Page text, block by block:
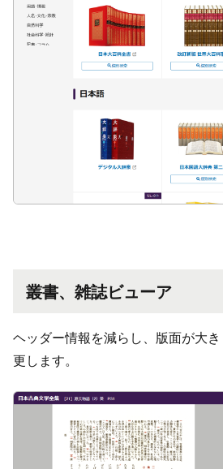
叢書、雑誌ビューア
ヘッダー情報を減らし、版面が大
更します。